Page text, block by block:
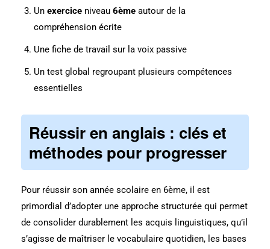
Un exercice niveau 6ème autour de la
compréhension écrite
Une fiche de travail sur la voix passive
Un test global regroupant plusieurs compétences
essentielles
Réussir en anglais : clés et
méthodes pour progresser
Pour réussir son année scolaire en 6ème, il est
primordial d’adopter une approche structurée qui permet
de consolider durablement les acquis linguistiques, qu’il
s’agisse de maîtriser le vocabulaire quotidien, les bases